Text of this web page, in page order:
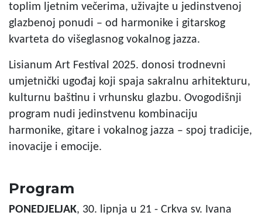
toplim ljetnim večerima, uživajte u jedinstvenoj
glazbenoj ponudi – od harmonike i gitarskog
kvarteta do višeglasnog vokalnog jazza.
Lisianum Art Festival 2025. donosi trodnevni
umjetnički ugođaj koji spaja sakralnu arhitekturu,
kulturnu baštinu i vrhunsku glazbu. Ovogodišnji
program nudi jedinstvenu kombinaciju
harmonike, gitare i vokalnog jazza – spoj tradicije,
inovacije i emocije.
Program
PONEDJELJAK, 30. lipnja u 21 - Crkva sv. Ivana